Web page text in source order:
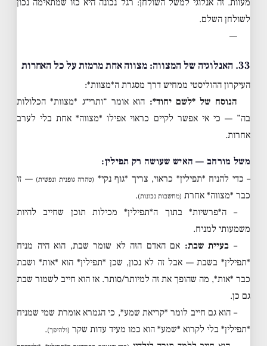
לשולחן השלם.
—
33. האנלוגיה של המצווה: מצווה אחת מרמזת על כל האחרות
העיקרון ההוליסטי ממחיש דרך מסגרת ה*מצוות*:
הנוסח של *לשם יחוד*: הוא אומר “ותרי״ג *מצוות* הכלולות
בה” — כי אי אפשר לקיים כראוי אפילו *מצווה* אחת בלי לערב
אחרות.
משל מורחב — האיש שעושה רק תפילין:
– כדי להניח *תפילין* כראוי, צריך *גוף נקי* (טהרה גופנית ונפשית) — זו
כבר *מצווה* אחרת (מחשבות נכונות).
– ה*פרשיות* בתוך ה*תפילין* מכילות תוכן שחייב להיות
משמעותי למניח.
– בעיית שבת: אם האדם הזה לא שומר שבת, הוא היה מניח
*תפילין* בשבת — אבל זה לא נכון, שכן *תפילין* הוא *אות* ושבת
כבר *אות*, מה שהופך את זה למיותר/סותר. אז הוא חייב לשמור שבת
גם כן.
– הוא גם חייב לומר *קריאת שמע*, כי הגמרא אומרת שמי שמניח
*תפילין* בלי לקרוא *שמע* הוא כמו מעיד עדות שקר (ולהיפך).